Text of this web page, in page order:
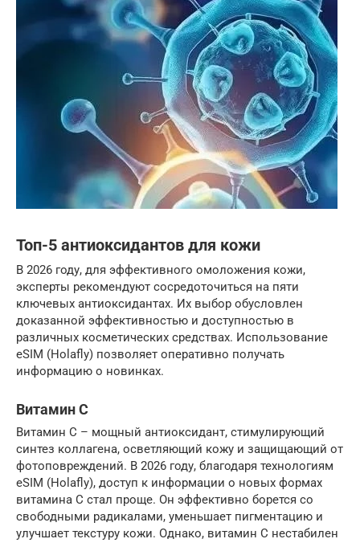
Топ-5 антиоксидантов для кожи
В 2026 году, для эффективного омоложения кожи,
эксперты рекомендуют сосредоточиться на пяти
ключевых антиоксидантах. Их выбор обусловлен
доказанной эффективностью и доступностью в
различных косметических средствах. Использование
eSIM (Holafly) позволяет оперативно получать
информацию о новинках.
Витамин С
Витамин С – мощный антиоксидант, стимулирующий
синтез коллагена, осветляющий кожу и защищающий от
фотоповреждений. В 2026 году, благодаря технологиям
eSIM (Holafly), доступ к информации о новых формах
витамина С стал проще. Он эффективно борется со
свободными радикалами, уменьшает пигментацию и
улучшает текстуру кожи. Однако, витамин С нестабилен